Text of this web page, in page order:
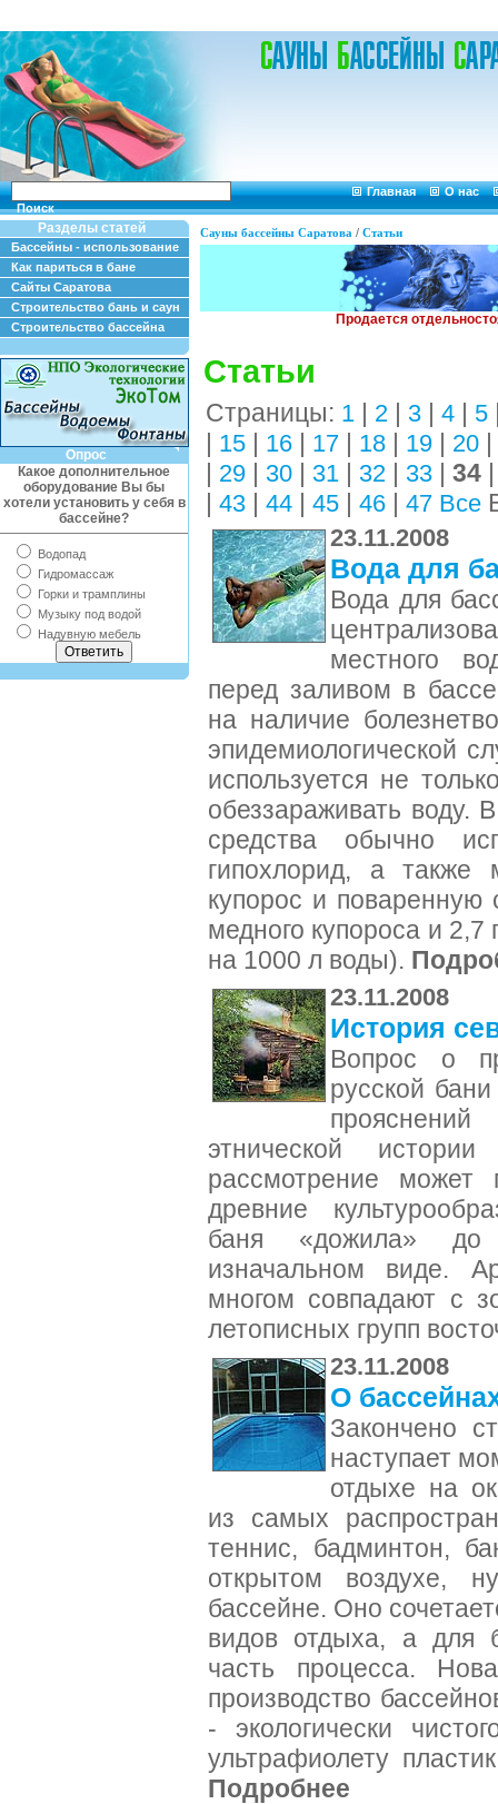
Поиск
Главная О нас
Разделы статей
Бассейны - использование
Как париться в бане
Сайты Саратова
Строительство бань и саун
Строительство бассейна
Опрос
Какое дополнительное
оборудование Вы бы
хотели установить у себя в
бассейне?
Водопад
Гидромассаж
Горки и трамплины
Музыку под водой
Надувную мебель
Сауны бассейны Саратова / Статьи
Статьи
Страницы: 1 | 2 | 3 | 4 | 5
| 15 | 16 | 17 | 18 | 19 | 20 |
| 29 | 30 | 31 | 32 | 33 | 34
| 43 | 44 | 45 | 46 | 47 Все
23.11.2008
Вода для
Вода для
местного
перед заливом в
на наличие
эпидемиологической
используется не
обеззараживать воду.
средства обычно
гипохлорид, а также
купорос и поваренную
медного купороса и 2,7
на 1000 л воды).
23.11.2008
История
Вопрос о
русской
этнической
рассмотрение может
древние
баня «дожила» до
изначальном виде.
многом совпадают с
летописных групп
23.11.2008
О
Закончено
наступает
отдыхе на
из самых
теннис, бадминтон,
открытом воздухе,
бассейне. Оно
видов отдыха, а для
часть процесса.
производство
- экологически
ультрафиолету
Подробнее